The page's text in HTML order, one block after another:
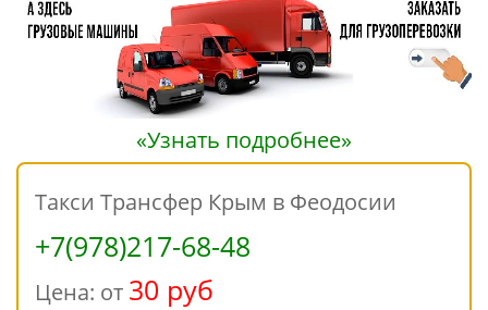
«Узнать подробнее»
Такси Трансфер Крым в Феодосии
+7(978)217-68-48
Цена: от 30 руб